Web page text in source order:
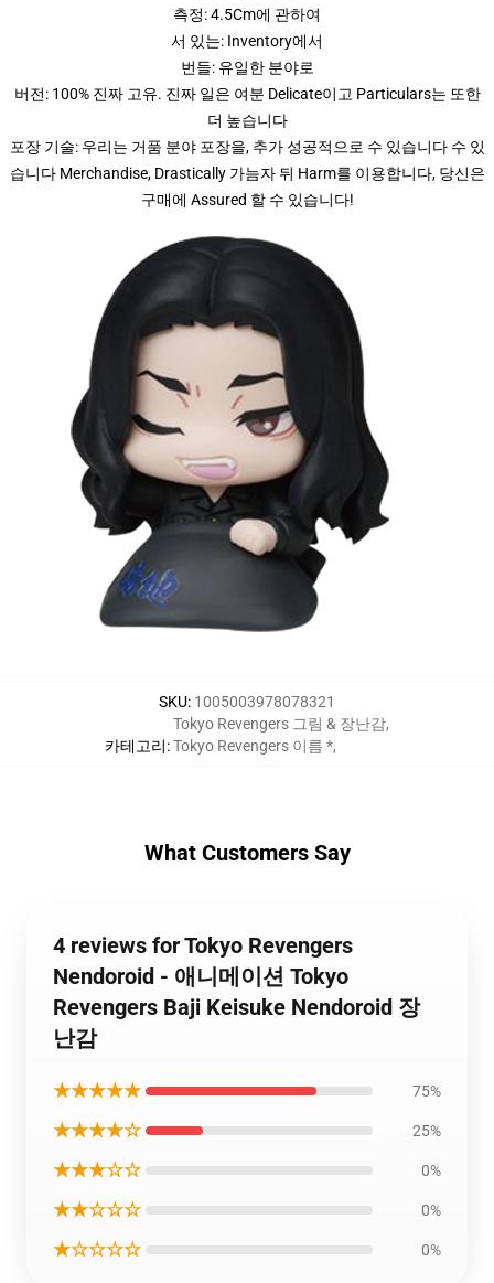
측정: 4.5Cm에 관하여
서 있는: Inventory에서
번들: 유일한 분야로
버전: 100% 진짜 고유. 진짜 일은 여분 Delicate이고 Particulars는 또한
더 높습니다
포장 기술: 우리는 거품 분야 포장을, 추가 성공적으로 수 있습니다 수 있
습니다 Merchandise, Drastically 가늠자 뒤 Harm를 이용합니다, 당신은
구매에 Assured 할 수 있습니다!
SKU: 1005003978078321
카테고리:
Tokyo Revengers 그림 & 장난감,
Tokyo Revengers 이름 *,
What Customers Say
4 reviews for Tokyo Revengers
Nendoroid - 애니메이션 Tokyo
Revengers Baji Keisuke Nendoroid 장
난감
★★★★★ 75%
★★★★☆ 25%
★★★☆☆ 0%
★★☆☆☆ 0%
★☆☆☆☆ 0%